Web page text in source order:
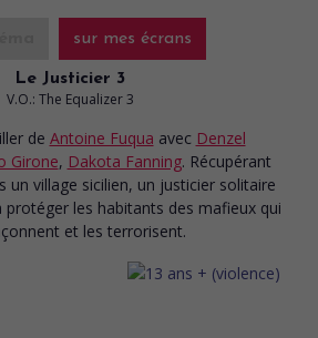
sur mes écrans
Le Justicier 3
V.O.: The Equalizer 3
de Antoine Fuqua avec Denzel
Girone, Dakota Fanning. Récupérant
un village sicilien, un justicier solitaire
protéger les habitants des mafieux qui
et les terrorisent.